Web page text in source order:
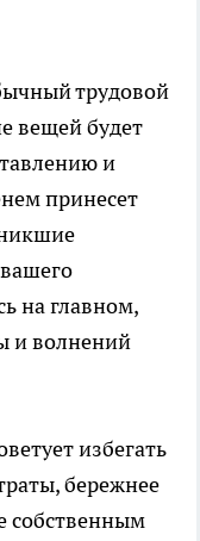
трудовой
вещей будет
и
принесет
на главном,
и волнений
избегать
бережнее
собственным